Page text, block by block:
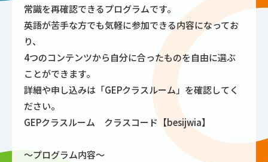
常識を再確認できるプログラムです。
英語が苦手な方でも気軽に参加できる内容になってお
り、
4つのコンテンツから自分に合ったものを自由に選ぶ
ことができます。
詳細や申し込みは「GEPクラスルーム」を確認してく
ださい。
GEPクラスルーム クラスコード【besijwia】
～プログラム内容～